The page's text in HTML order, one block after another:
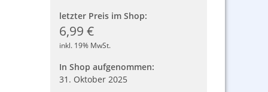
letzter Preis im Shop:
6,99 €
inkl. 19% MwSt.
In Shop aufgenommen:
31. Oktober 2025